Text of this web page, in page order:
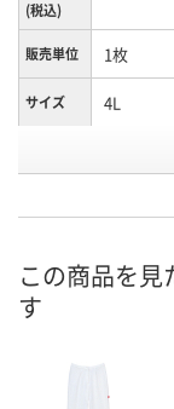
(税込)
販売単位 1枚
サイズ 4L
号
お届け日
数量
この商品を
す